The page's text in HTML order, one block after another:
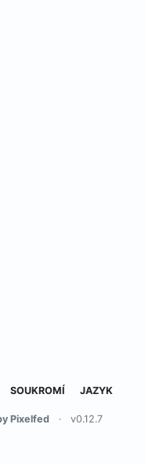
SOUKROMÍ JAZYK
Pixelfed · v0.12.7